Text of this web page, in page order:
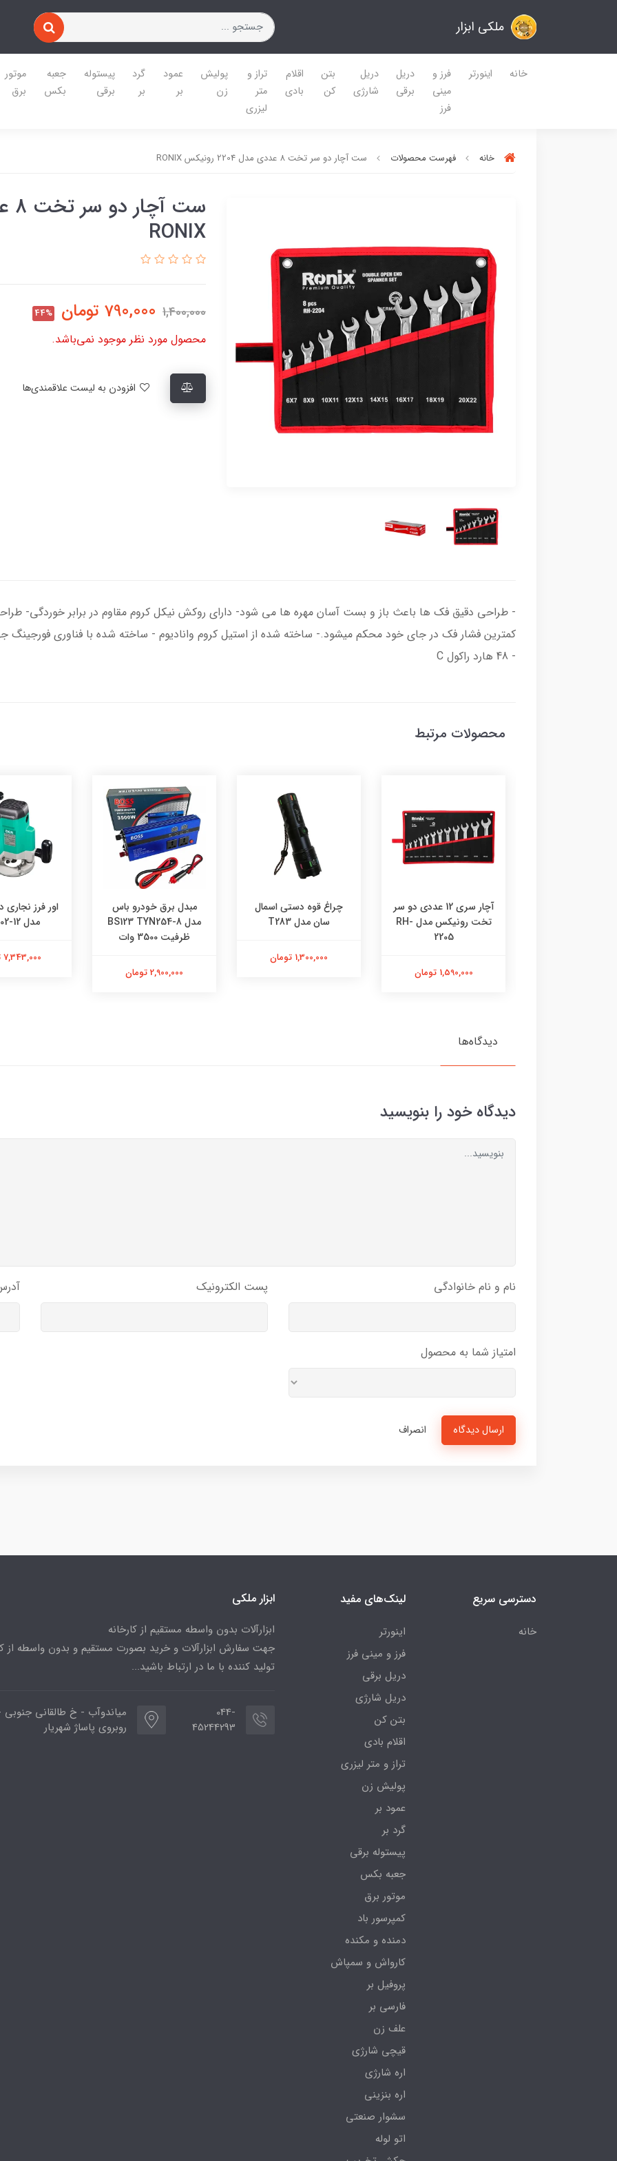
ملکی ابزار
خانه اینورتر
فرز و
مینی
فرز
دریل
برقی
دریل
شارژی
بتن
کن
اقلام
بادی
تراز و
متر
لیزری
پولیش
زن
عمود
بر
گرد
بر
پیستوله
برقی
جعبه
بکس
موتور
برق
خانه فهرست محصولات ست آچار دو سر تخت 8 عددی مدل 2204 رونیکس RONIX
RONIX
1,400,000
790,000 تومان 44%
محصول مورد نظر موجود نمی‌باشد.
- طراحی دقیق فک ها باعث باز و بست آسان مهره ها می شود- دارای روکش نیکل کروم مقاوم در برابر خوردگی-
- 48 هارد راکول C
محصولات مرتبط
آچار سری 12 عددی دو سر
تخت رونیکس مدل RH-
2205
1,590,000 تومان
چراغ قوه دستی اسمال
سان مدل T283
1,300,000 تومان
مبدل برق خودرو باس
مدل BS123 TYN254-8
ظرفیت 3500 وات
2,900,000 تومان
اور فرز
مدل AMR02-12
7,343,000 تومان
دیدگاه‌ها
دیدگاه خود را بنویسید
نام و نام خانوادگی پست الکترونیک
امتیاز شما به محصول
ارسال دیدگاه انصراف
دسترسی سریع
خانه
لینک‌های مفید
اینورتر
فرز و مینی فرز
دریل برقی
دریل شارژی
بتن کن
اقلام بادی
تراز و متر لیزری
پولیش زن
عمود بر
گرد بر
پیستوله برقی
جعبه بکس
موتور برق
کمپرسور باد
دمنده و مکنده
کارواش و سمپاش
پروفیل بر
فارسی بر
علف زن
قیچی شارژی
اره شارژی
اره بنزینی
سشوار صنعتی
اتو لوله
ابزار ملکی
ابزارآلات بدون واسطه مستقیم از کارخانه
جهت سفارش ابزارآلات و خرید بصورت مستقیم و بدون واسطه از
تولید کننده با ما در ارتباط باشید...
044-
45244293
میاندوآب - خ طالقانی جنوبی
روبروی پاساژ شهریار